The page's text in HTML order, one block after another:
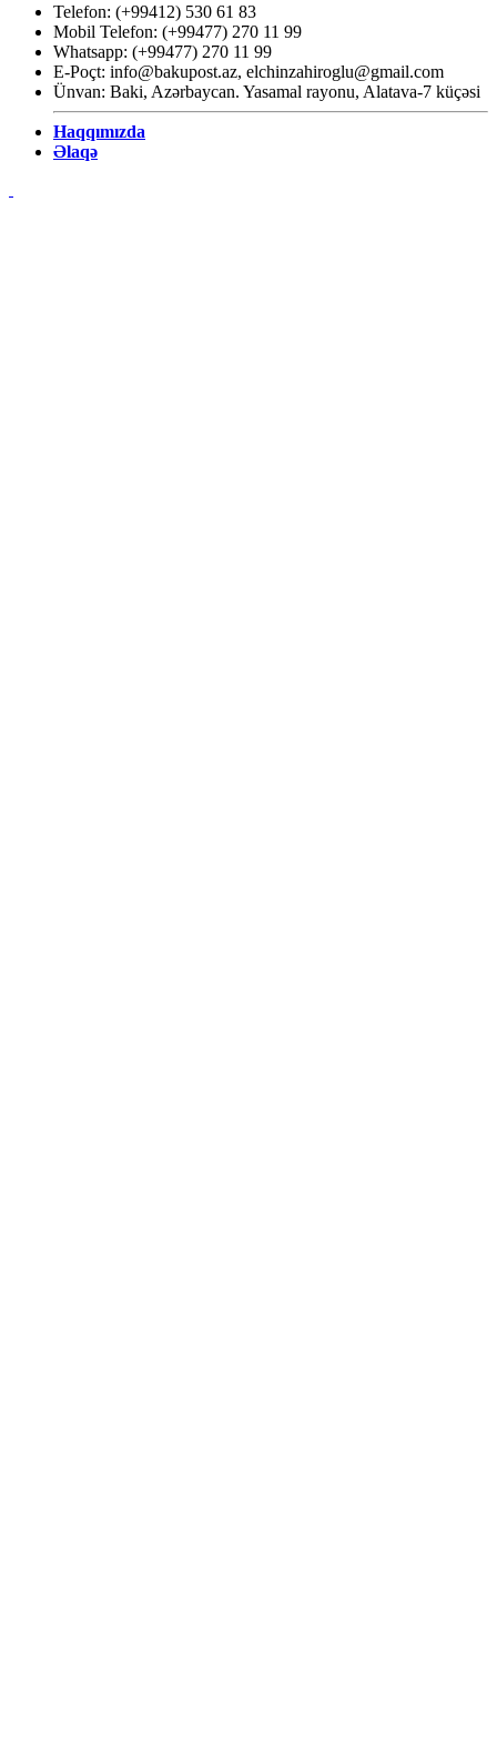
Telefon: (+99412) 530 61 83
Mobil Telefon: (+99477) 270 11 99
Whatsapp: (+99477) 270 11 99
E-Poçt: info@bakupost.az, elchinzahiroglu@gmail.com
Ünvan: Baki, Azərbaycan. Yasamal rayonu, Alatava-7 küçəsi
Haqqımızda
Əlaqə